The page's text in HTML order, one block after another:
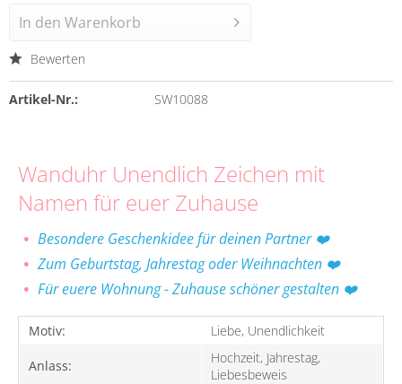
In den Warenkorb
Bewerten
Artikel-Nr.: SW10088
Wanduhr Unendlich Zeichen mit
Namen für euer Zuhause
Besondere Geschenkidee für deinen Partner ❤️
Zum Geburtstag, Jahrestag oder Weihnachten ❤️
Für euere Wohnung - Zuhause schöner gestalten ❤️
Motiv: Liebe, Unendlichkeit
Anlass:
Hochzeit, Jahrestag,
Liebesbeweis